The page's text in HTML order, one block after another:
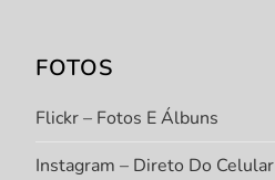
FOTOS
Flickr – Fotos E Álbuns
Instagram – Direto Do Celular